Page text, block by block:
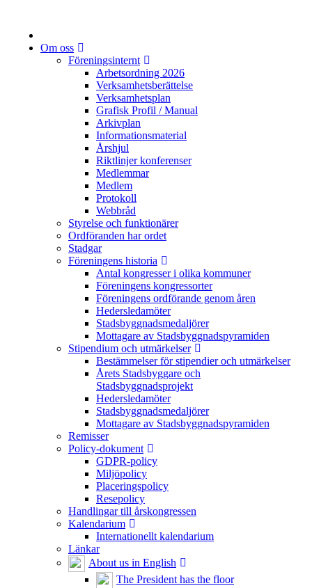
Om oss
Föreningsinternt
Arbetsordning 2026
Verksamhetsberättelse
Verksamhetsplan
Grafisk Profil / Manual
Arkivplan
Informationsmaterial
Årshjul
Riktlinjer konferenser
Medlemmar
Medlem
Protokoll
Webbråd
Styrelse och funktionärer
Ordföranden har ordet
Stadgar
Föreningens historia
Antal kongresser i olika kommuner
Föreningens kongressorter
Föreningens ordförande genom åren
Hedersledamöter
Stadsbyggnadsmedaljörer
Mottagare av Stadsbyggnadspyramiden
Stipendium och utmärkelser
Bestämmelser för stipendier och utmärkelser
Årets Stadsbyggare och
Stadsbyggnadsprojekt
Hedersledamöter
Stadsbyggnadsmedaljörer
Mottagare av Stadsbyggnadspyramiden
Remisser
Policy-dokument
GDPR-policy
Miljöpolicy
Placeringspolicy
Resepolicy
Handlingar till årskongressen
Kalendarium
Internationellt kalendarium
Länkar
About us in English
The President has the floor